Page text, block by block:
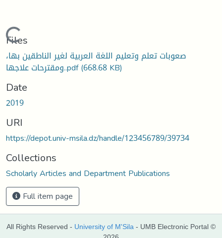
Loading...
Files
صعوبات تعلم وتعليم اللغة العربية لغير الناطقين بها،
ومقترحات علاجها..pdf(668.68 KB)
Date
2019
URI
https://depot.univ-msila.dz/handle/123456789/39734
Collections
Scholarly Articles and Department Publications
Full item page
All Rights Reserved - University of M'Sila - UMB Electronic Portal ©